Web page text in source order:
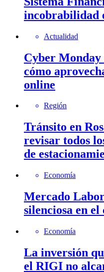
incobrabilidad
Actualidad
Cyber Monday
cómo
online
Región
Tránsito en
revisar todos
de
Economía
Mercado
silenciosa en
Economía
La inversión
el RIGI no